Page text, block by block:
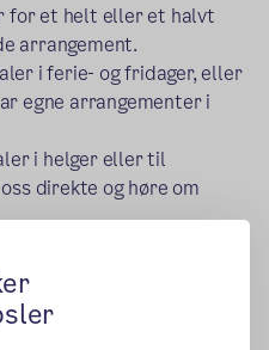
for et helt eller et halvt
arrangement.
i ferie- og fridager, eller
egne arrangementer i
i helger eller til
direkte og høre om
(ekstern lenke)
utlån og utleie av